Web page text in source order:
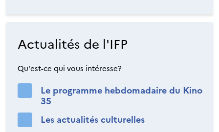
Actualités de l'IFP
Qu'est-ce qui vous intéresse?
Le programme hebdomadaire du Kino
35
Les actualités culturelles